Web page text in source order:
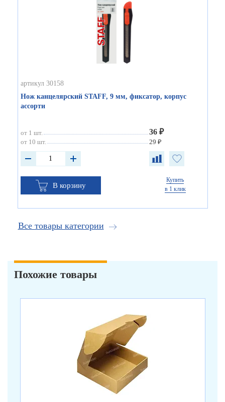
артикул 30158
Нож канцелярский STAFF, 9 мм, фиксатор, корпус
ассорти
от 1 шт. 36 ₽
от 10 шт. 29 ₽
В корзину
Купить
в 1 клик
Все товары категории
Похожие товары